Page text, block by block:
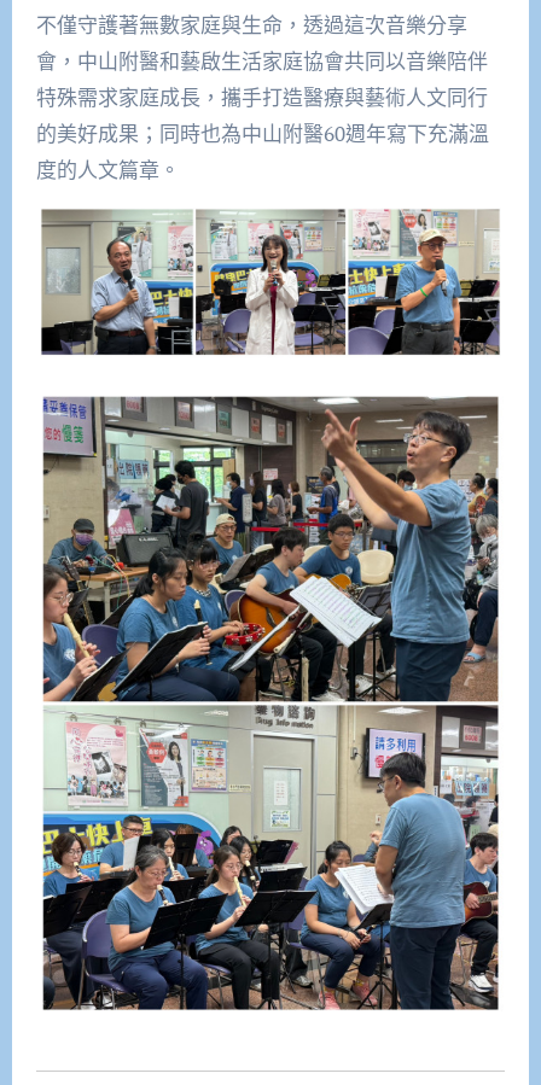
不僅守護著無數家庭與生命，透過這次音樂分享
會，中山附醫和藝啟生活家庭協會共同以音樂陪伴
特殊需求家庭成長，攜手打造醫療與藝術人文同行
的美好成果；同時也為中山附醫60週年寫下充滿溫
度的人文篇章。